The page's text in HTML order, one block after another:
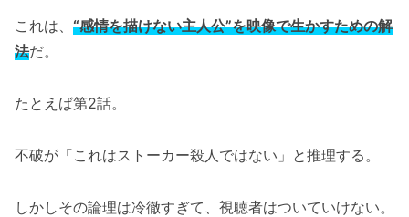
これは、 “感情を描けない主人公”を映像で生かすための解
法だ。
たとえば第2話。
不破が「これはストーカー殺人ではない」と推理する。
しかしその論理は冷徹すぎて、視聴者はついていけない。